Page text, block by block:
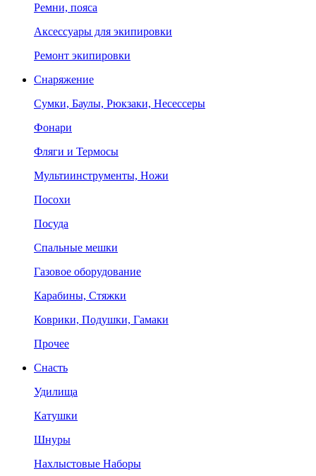
Ремни, пояса
Аксессуары для экипировки
Ремонт экипировки
Снаряжение
Сумки, Баулы, Рюкзаки, Несессеры
Фонари
Фляги и Термосы
Мультиинструменты, Ножи
Посохи
Посуда
Спальные мешки
Газовое оборудование
Карабины, Стяжки
Коврики, Подушки, Гамаки
Прочее
Снасть
Удилища
Катушки
Шнуры
Нахлыстовые Наборы